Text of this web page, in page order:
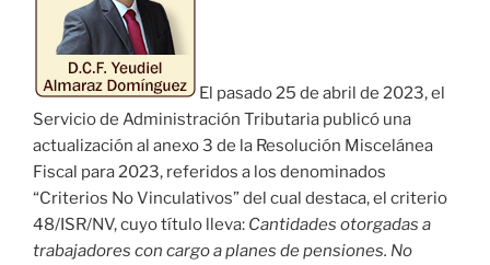
El pasado 25 de abril de 2023, el
Servicio de Administración Tributaria publicó una
actualización al anexo 3 de la Resolución Miscelánea
Fiscal para 2023, referidos a los denominados
“Criterios No Vinculativos” del cual destaca, el criterio
48/ISR/NV, cuyo título lleva: Cantidades otorgadas a
trabajadores con cargo a planes de pensiones. No